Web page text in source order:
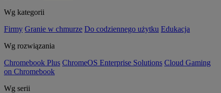
Wg kategorii
Firmy Granie w chmurze Do codziennego użytku Edukacja
Wg rozwiązania
Chromebook Plus ChromeOS Enterprise Solutions Cloud Gaming
on Chromebook
Wg serii